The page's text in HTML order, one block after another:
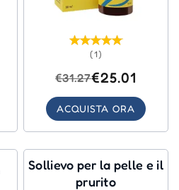
(1)
€31.27€25.01
ACQUISTA ORA
Sollievo per la pelle e il
prurito